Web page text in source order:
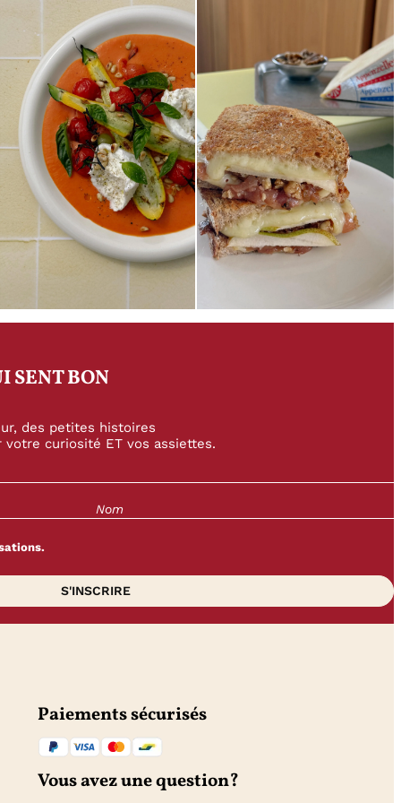
SENT BON
des petites histoires
curiosité ET vos assiettes.
Paiements sécurisés
Vous avez une question?